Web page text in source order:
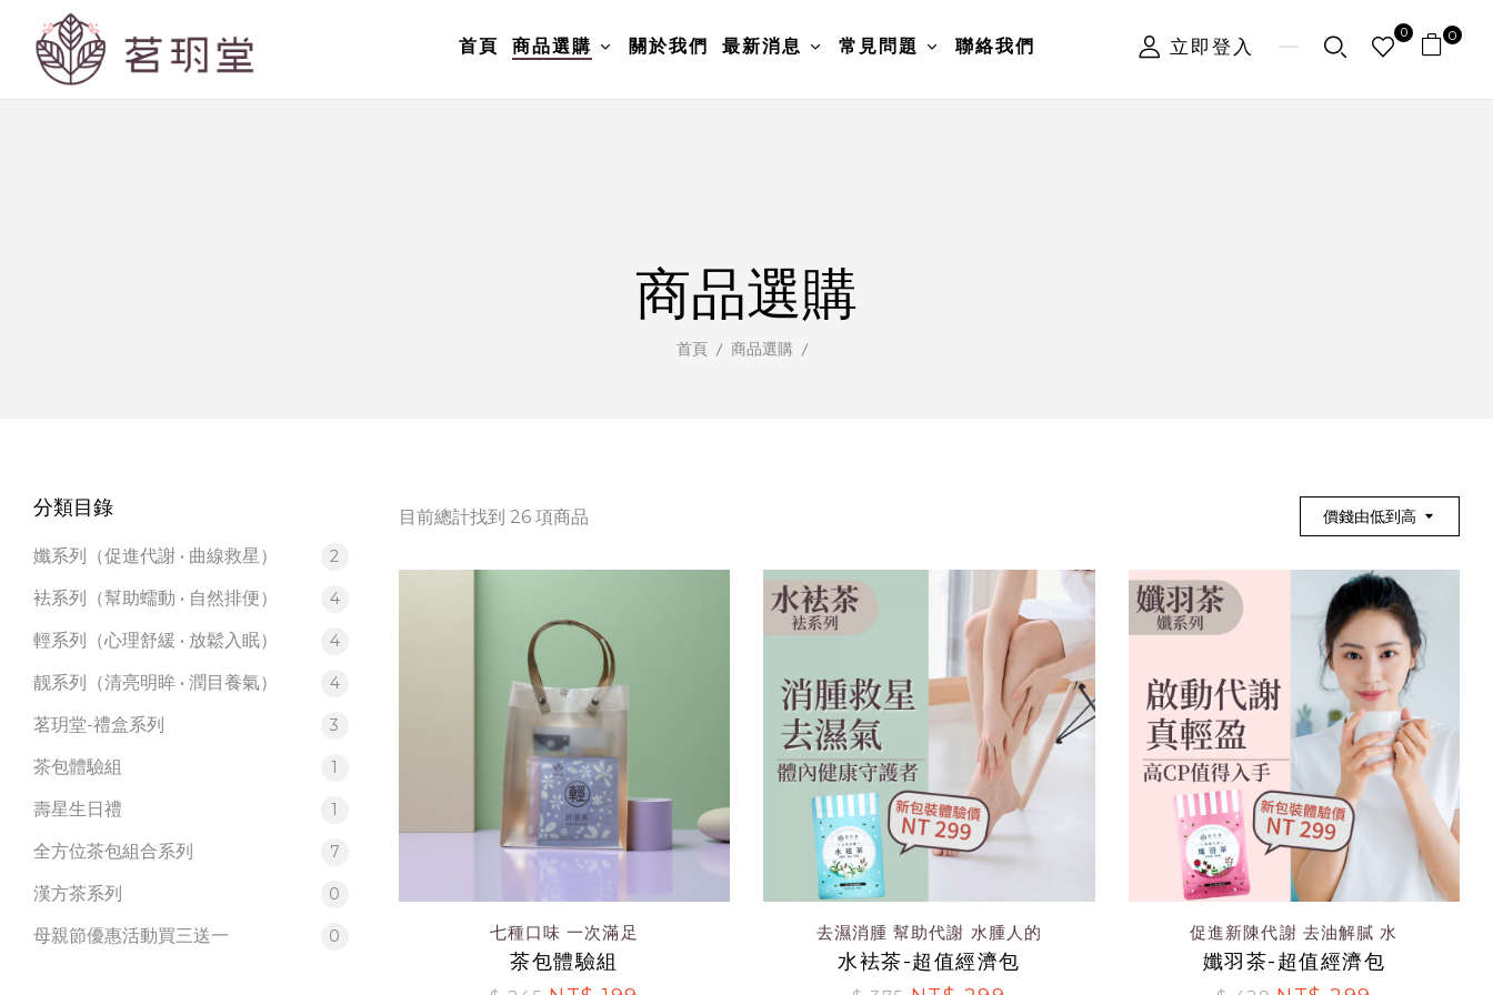
春
首頁 商品選購 關於我們 最新消息 常見問題 聯絡我們 立即登入
0 0
商品選購
首頁 商品選購
分類目錄
孅系列（促進代謝 • 曲線救星） 2
袪系列（幫助蠕動 • 自然排便） 4
輕系列（心理舒緩 • 放鬆入眠） 4
靓系列（清亮明眸 • 潤目養氣） 4
茗玥堂-禮盒系列 3
茶包體驗組 1
壽星生日禮 1
全方位茶包組合系列 7
漢方茶系列 0
母親節優惠活動買三送一 0
目前總計找到 26 項商品 價錢由低到高
七種口味 一次滿足
茶包體驗組
去濕消腫 幫助代謝 水腫人的
水袪茶-超值經濟包
促進新陳代謝 去油解膩 水
孅羽茶-超值經濟包